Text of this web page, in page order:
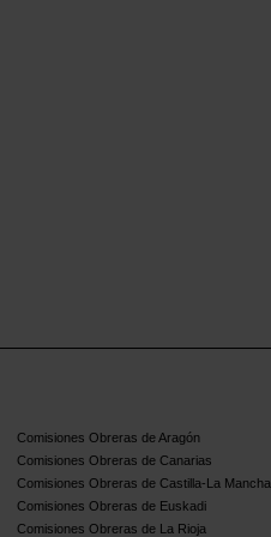
Comisiones Obreras de Aragón
Comisiones Obreras de Canarias
Comisiones Obreras de Castilla-La Mancha
Comisiones Obreras de Euskadi
Comisiones Obreras de La Rioja